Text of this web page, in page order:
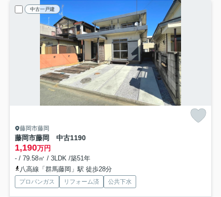
中古一戸建
藤岡市藤岡
藤岡市藤岡 中古1190
1,190万円
- / 79.58㎡ / 3LDK /築51年
八高線「群馬藤岡」駅 徒歩28分
プロパンガス リフォーム済 公共下水